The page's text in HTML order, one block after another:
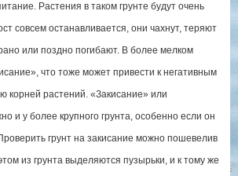
Растения в таком грунте будут очень
совсем останавливается, они чахнут, теряют
или поздно погибают. В более мелком
что тоже может привести к негативным
корней растений. «Закисание» или
и у более крупного грунта, особенно если он
грунт на закисание можно пошевелив
из грунта выделяются пузырьки, и к тому же